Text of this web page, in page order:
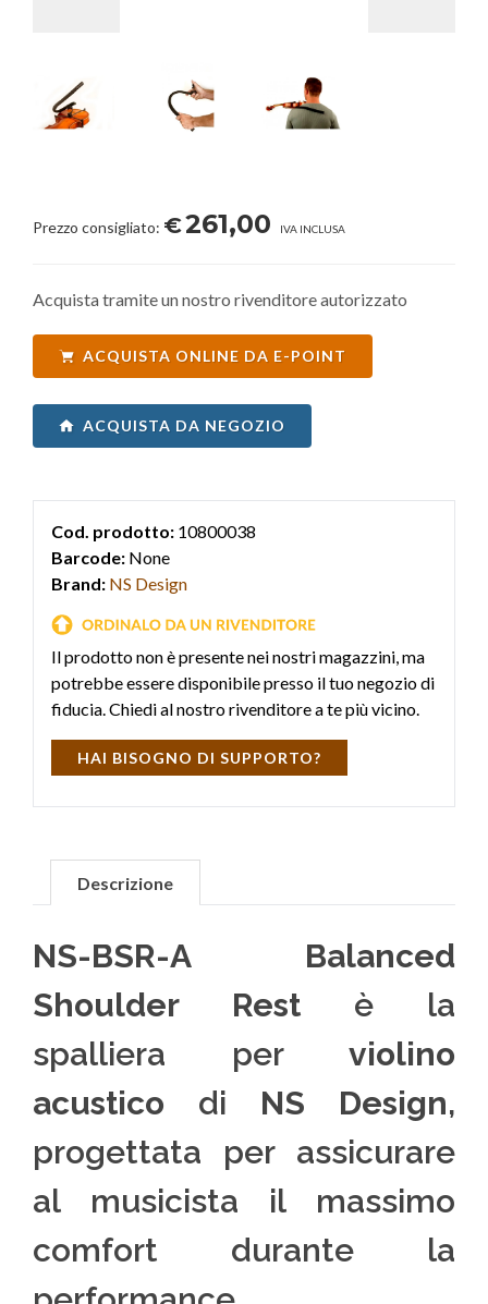
Prezzo consigliato: €261,00 IVA INCLUSA
Acquista tramite un nostro rivenditore autorizzato
ACQUISTA ONLINE DA E-POINT
ACQUISTA DA NEGOZIO
Cod. prodotto: 10800038
Barcode: None
Brand: NS Design
Il prodotto non è presente nei nostri magazzini, ma
potrebbe essere disponibile presso il tuo negozio di
fiducia. Chiedi al nostro rivenditore a te più vicino.
HAI BISOGNO DI SUPPORTO?
Descrizione
NS-BSR-A Balanced
Shoulder Rest è la
spalliera per violino
acustico di NS Design,
progettata per assicurare
al musicista il massimo
comfort durante la